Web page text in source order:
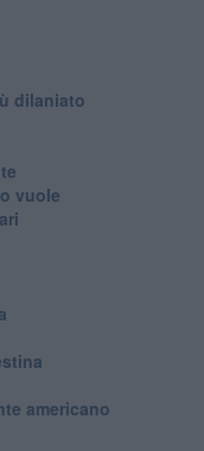
dilaniato
vuole
americano